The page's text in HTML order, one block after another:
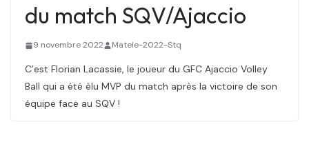
du match SQV/Ajaccio
9 novembre 2022 Matele-2022-Stq
C’est Florian Lacassie, le joueur du GFC Ajaccio Volley
Ball qui a été élu MVP du match après la victoire de son
équipe face au SQV !